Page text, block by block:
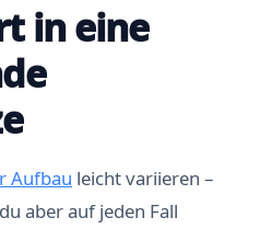
in eine
Aufbau leicht variieren –
aber auf jeden Fall